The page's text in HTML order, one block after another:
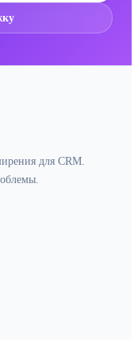
для CRM.